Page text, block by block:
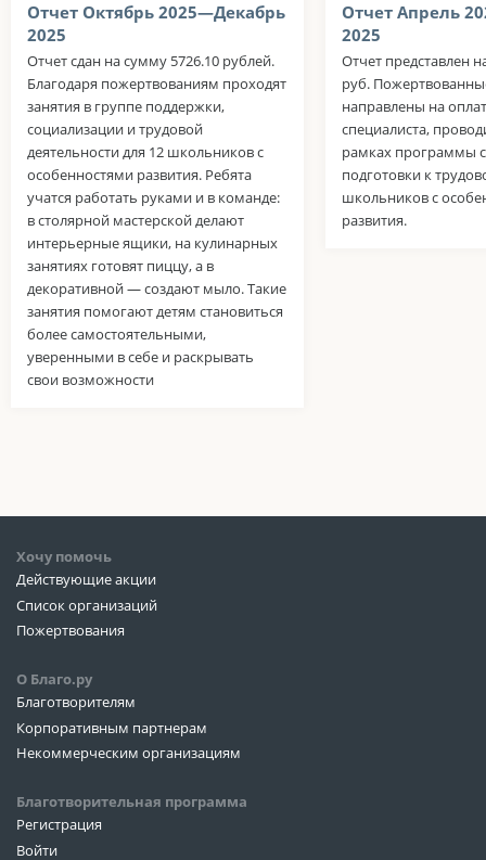
Отчет Октябрь 2025—Декабрь
2025
Отчет сдан на сумму 5726.10 рублей.
Благодаря пожертвованиям проходят
занятия в группе поддержки,
социализации и трудовой
деятельности для 12 школьников с
особенностями развития. Ребята
учатся работать руками и в команде:
в столярной мастерской делают
интерьерные ящики, на кулинарных
занятиях готовят пиццу, а в
декоративной — создают мыло. Такие
занятия помогают детям становиться
более самостоятельными,
уверенными в себе и раскрывать
свои возможности
Отчет Апрель
2025
Отчет представлен
руб.
направлены на
специалиста,
рамках программы
подготовки к
школьников с
развития.
Хочу помочь
Действующие акции
Список организаций
Пожертвования
О Благо.ру
Благотворителям
Корпоративным партнерам
Некоммерческим организациям
Благотворительная программа
Регистрация
Войти